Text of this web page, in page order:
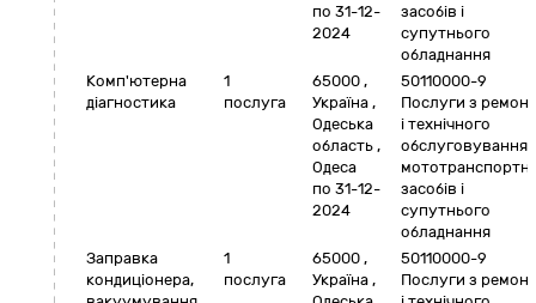
по 31-12-
2024
засобів і
супутнього
обладнання
Комп'ютерна
діагностика
1
послуга
65000 ,
Україна ,
Одеська
область ,
Одеса
по 31-12-
2024
50110000-9
Послуги з
і технічного
обслуговування
засобів і
супутнього
обладнання
Заправка
кондиціонера,
1
послуга
65000 ,
Україна ,
50110000-9
Послуги з